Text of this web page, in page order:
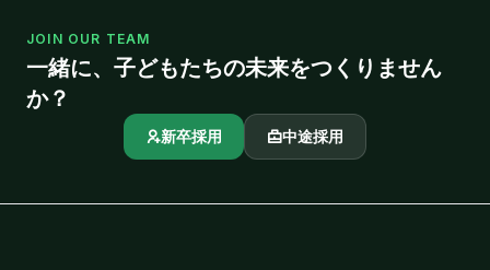
JOIN OUR TEAM
一緒に、子どもたちの未来をつくりません
か？
新卒採用 中途採用